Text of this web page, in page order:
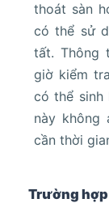
thoát sàn
có thể sử
tất. Thông
giờ kiểm
có thể sinh
này không
cần thời
Trường